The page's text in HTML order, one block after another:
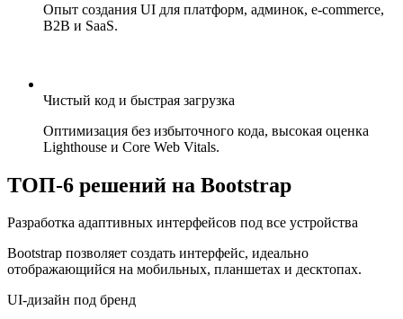
Опыт создания UI для платформ, админок, e-commerce,
B2B и SaaS.
Чистый код и быстрая загрузка
Оптимизация без избыточного кода, высокая оценка
Lighthouse и Core Web Vitals.
ТОП-6 решений на Bootstrap
Разработка адаптивных интерфейсов под все устройства
Bootstrap позволяет создать интерфейс, идеально
отображающийся на мобильных, планшетах и десктопах.
UI-дизайн под бренд